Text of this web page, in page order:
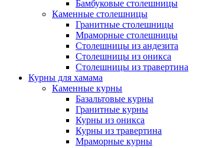
Бамбуковые столешницы
Каменные столешницы
Гранитные столешницы
Мраморные столешницы
Столешницы из андезита
Столешницы из оникса
Столешницы из травертина
Курны для хамама
Каменные курны
Базальтовые курны
Гранитные курны
Курны из оникса
Курны из травертина
Мраморные курны